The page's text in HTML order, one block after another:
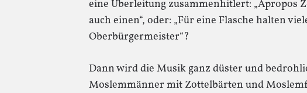
eine Überleitung zusammenhitlert: „Apropos
auch einen“, oder: „Für eine Flasche halten
Oberbürgermeister“?
Dann wird die Musik ganz düster und
Moslemmänner mit Zottelbärten und